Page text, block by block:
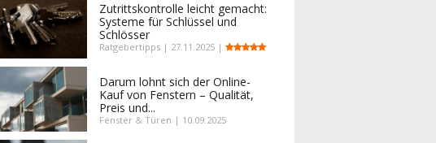
Zutrittskontrolle leicht gemacht:
Systeme für Schlüssel und
Schlösser
Ratgebertipps | 27.11.2025 |
Darum lohnt sich der Online-
Kauf von Fenstern – Qualität,
Preis und...
Fenster & Türen | 10.09.2025